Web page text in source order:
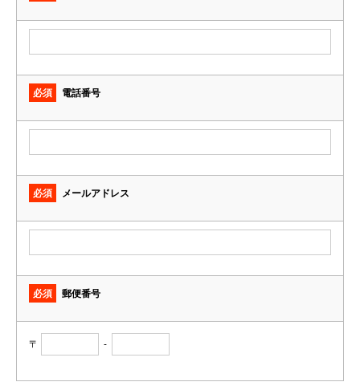
必須 電話番号
必須 メールアドレス
必須 郵便番号
〒 -